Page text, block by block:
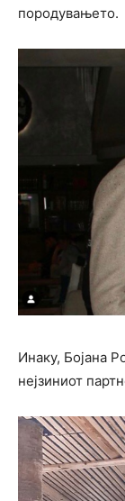
породувањето.
Инаку, Бојана
нејзиниот